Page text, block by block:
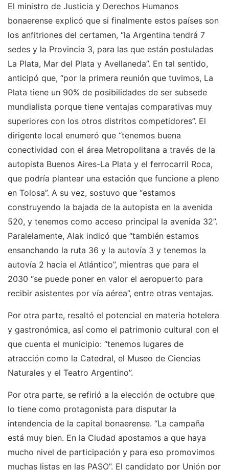
El ministro de Justicia y Derechos Humanos
bonaerense explicó que si finalmente estos países son
los anfitriones del certamen, “la Argentina tendrá 7
sedes y la Provincia 3, para las que están postuladas
La Plata, Mar del Plata y Avellaneda”. En tal sentido,
anticipó que, “por la primera reunión que tuvimos, La
Plata tiene un 90% de posibilidades de ser subsede
mundialista porque tiene ventajas comparativas muy
superiores con los otros distritos competidores”. El
dirigente local enumeró que “tenemos buena
conectividad con el área Metropolitana a través de la
autopista Buenos Aires-La Plata y el ferrocarril Roca,
que podría plantear una estación que funcione a pleno
en Tolosa”. A su vez, sostuvo que “estamos
construyendo la bajada de la autopista en la avenida
520, y tenemos como acceso principal la avenida 32”.
Paralelamente, Alak indicó que “también estamos
ensanchando la ruta 36 y la autovía 3 y tenemos la
autovía 2 hacia el Atlántico”, mientras que para el
2030 “se puede poner en valor el aeropuerto para
recibir asistentes por vía aérea”, entre otras ventajas.
Por otra parte, resaltó el potencial en materia hotelera
y gastronómica, así como el patrimonio cultural con el
que cuenta el municipio: “tenemos lugares de
atracción como la Catedral, el Museo de Ciencias
Naturales y el Teatro Argentino”.
Por otra parte, se refirió a la elección de octubre que
lo tiene como protagonista para disputar la
intendencia de la capital bonaerense. “La campaña
está muy bien. En la Ciudad apostamos a que haya
mucho nivel de participación y para eso promovimos
muchas listas en las PASO”. El candidato por Unión por